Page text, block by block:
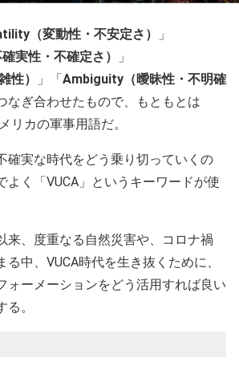
（変動性・不安定さ）
」
実性・不確定さ）
」
性） 」「Ambiguity（曖昧性・不明確
なぎ合わせたもので、もともとは
リカの軍事用語だ。
確実な時代をどう乗り切っていくの
よく「VUCA」というキーワードが使
来、度重なる自然災害や、コロナ禍
る中、VUCA時代を生き抜くために、
ォーメーションをどう活用すれば良い
。